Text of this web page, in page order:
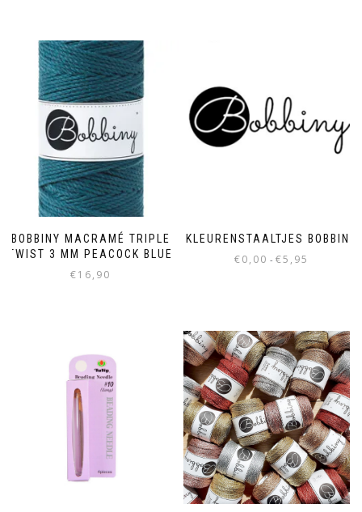
BOBBINY MACRAMÉ TRIPLE
TWIST 3 MM PEACOCK BLUE
€16,90
KLEURENSTAALTJES BOBBINY
€0,00 - €5,95